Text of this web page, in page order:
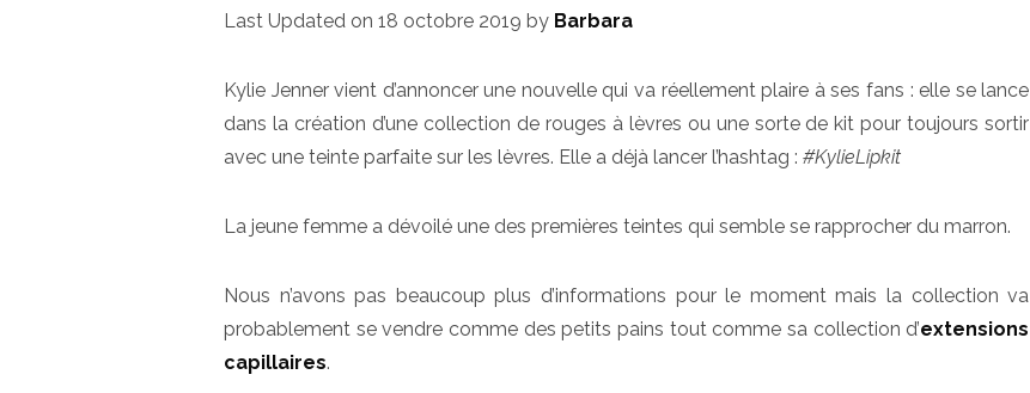
Last Updated on 18 octobre 2019 by Barbara
Kylie Jenner vient d’annoncer une nouvelle qui va réellement plaire à ses fans : elle se lance
dans la création d’une collection de rouges à lèvres ou une sorte de kit pour toujours sortir
avec une teinte parfaite sur les lèvres. Elle a déjà lancer l’hashtag : #KylieLipkit
La jeune femme a dévoilé une des premières teintes qui semble se rapprocher du marron.
Nous n’avons pas beaucoup plus d’informations pour le moment mais la collection va
probablement se vendre comme des petits pains tout comme sa collection d’extensions
capillaires.